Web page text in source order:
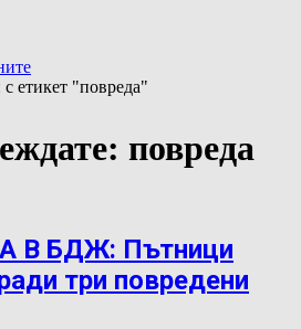
етикет "повреда"
повреда
В БДЖ: Пътници
три повредени